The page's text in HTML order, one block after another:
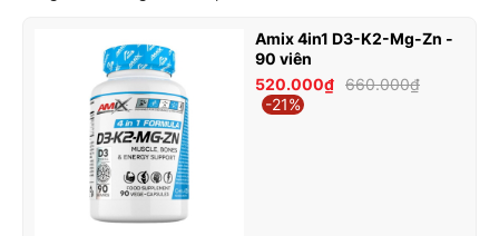
Amix 4in1 D3-K2-Mg-Zn -
90 viên
520.000₫ 660.000₫
-21%